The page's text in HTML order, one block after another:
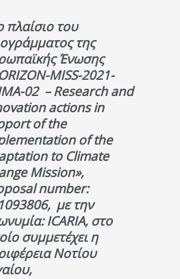
πλαίσιο του
της
Ένωσης
MISS-2021-
02 – Research and
actions in
of the
of the
to Climate
Mission»,
number:
με την
ICARIA, στο
συμμετέχει η
Νοτίου